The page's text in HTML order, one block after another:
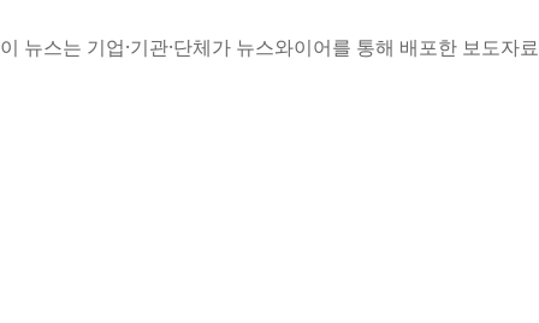
이 뉴스는 기업·기관·단체가 뉴스와이어를 통해 배포한 보도자